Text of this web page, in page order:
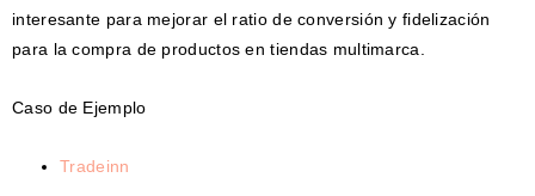
interesante para mejorar el ratio de conversión y fidelización
para la compra de productos en tiendas multimarca.
Caso de Ejemplo
Tradeinn